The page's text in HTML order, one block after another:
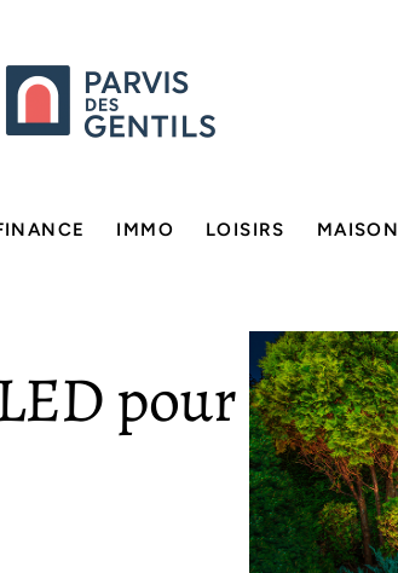
IMMO LOISIRS MAISON
pour